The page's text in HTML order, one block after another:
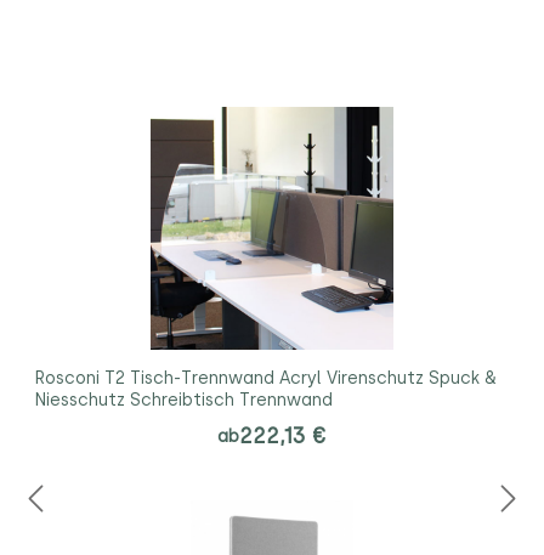
Rosconi T2 Tisch-Trennwand Acryl Virenschutz Spuck &
Niesschutz Schreibtisch Trennwand
ab222,13 €